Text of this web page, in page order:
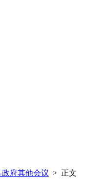
政府其他会议 > 正文